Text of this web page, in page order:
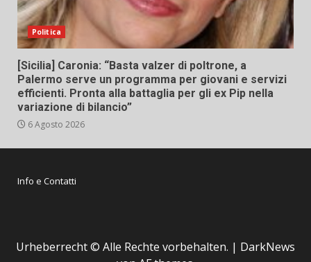
Politica
[Sicilia] Caronia: “Basta valzer di poltrone, a
Palermo serve un programma per giovani e servizi
efficienti. Pronta alla battaglia per gli ex Pip nella
variazione di bilancio”
6 Agosto 2026
Info e Contatti
Urheberrecht © Alle Rechte vorbehalten. | DarkNews